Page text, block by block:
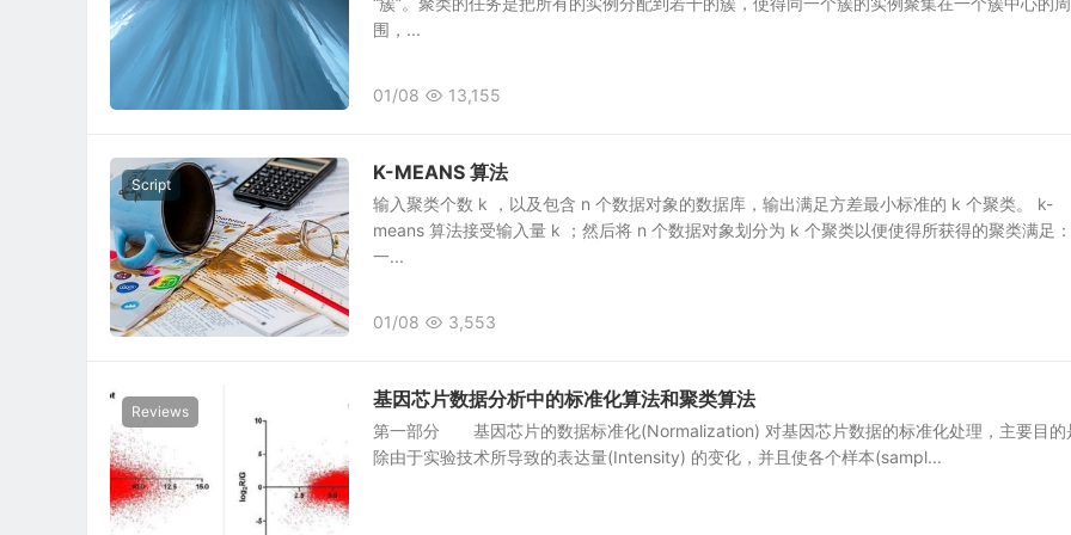
围，...
01/08 13,155
Script
K-MEANS 算法
输入聚类个数 k ，以及包含 n 个数据对象的数据库，输出满足方差最小标准的 k 个聚类。 k-
means 算法接受输入量 k ；然后将 n 个数据对象划分为 k 个聚类以便使得所获得的聚类满足
一...
01/08 3,553
Reviews
基因芯片数据分析中的标准化算法和聚类算法
第一部分 基因芯片的数据标准化(Normalization) 对基因芯片数据的标准化处理，主要目的
除由于实验技术所导致的表达量(Intensity) 的变化，并且使各个样本(sampl...